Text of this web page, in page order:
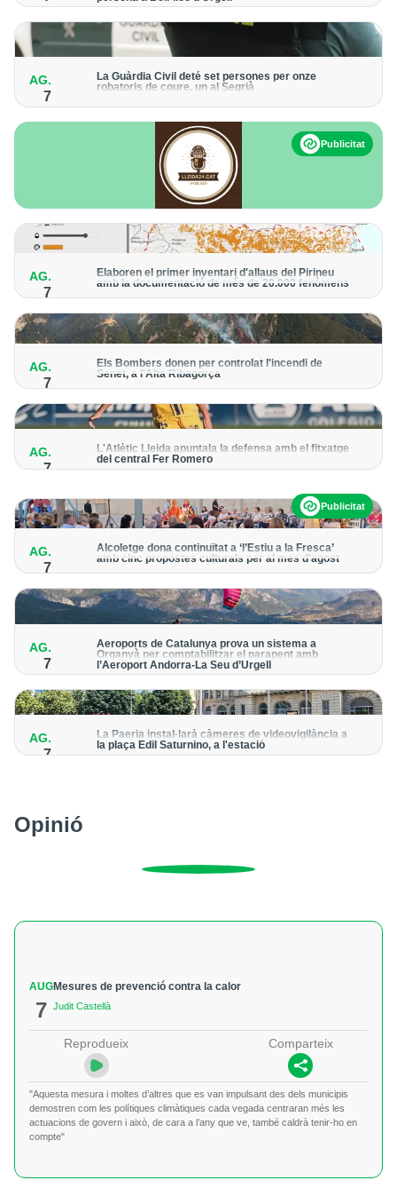
forma progressiva
AG.
7
La Guàrdia Civil deté set persones per onze
robatoris de coure, un al Segrià
Publicitat
AG.
7
Elaboren el primer inventari d'allaus del Pirineu
amb la documentació de més de 20.000 fenòmens
Obra de l'Institut Cartogràfic i Geològic de Catalunya, amb
AG.
7
Els Bombers donen per controlat l'incendi de
Senet, a l'Alta Ribagorça
El cos manté la vigilància de la zona amb drons i mitjans aeris
AG.
7
L'Atlètic Lleida apuntala la defensa amb el fitxatge
del central Fer Romero
Publicitat
AG.
7
Alcoletge dona continuïtat a ‘l’Estiu a la Fresca’
amb cinc propostes culturals per al mes d’agost
Un dels grans protagonistes de la programació serà
AG.
7
Aeroports de Catalunya prova un sistema a
Organyà per comptabilitzar el parapent amb
l’Aeroport Andorra-La Seu d’Urgell
mòbil per donar pas als avions amb vols instrumentals
AG.
7
La Paeria instal·larà càmeres de videovigilància a
la plaça Edil Saturnino, a l'estació
Opinió
AUG
7
Mesures de prevenció contra la calor
Judit Castellà
Reprodueix Comparteix
"Aquesta mesura i moltes d’altres que es van impulsant des dels municipis
demostren com les polítiques climàtiques cada vegada centraran més les
actuacions de govern i això, de cara a l’any que ve, també caldrà tenir-ho en
compte"